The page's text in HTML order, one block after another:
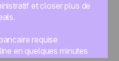
et closer plus de
requise
en quelques minutes